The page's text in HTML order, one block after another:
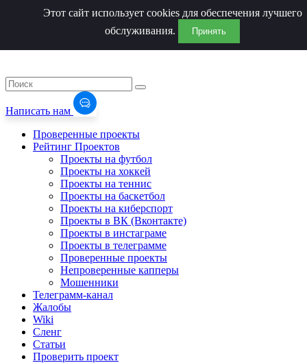
Написать нам
Проверенные проекты
Рейтинг Проектов
Проекты на футбол
Проекты на хоккей
Проекты на теннис
Проекты на баскетбол
Проекты на киберспорт
Проекты в ВК (Вконтакте)
Проекты в инстаграме
Проекты в телеграмме
Проверенные проекты
Непроверенные капперы
Мошенники
Телеграмм-канал
Жалобы
Wiki
Сленг
Статьи
Проверить проект
Этот сайт использует cookies для обеспечения лучшего
обслуживания.
Принять